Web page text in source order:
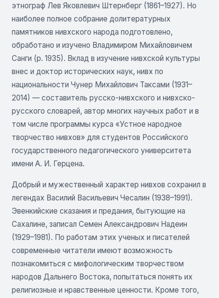
этнограф Лев Яковлевич Штернберг (1861–1927). Но
наиболее полное собрание долитературных
памятников нивхского народа подготовлено,
обработано и изучено Владимиром Михайловичем
Санги (р. 1935). Вклад в изучение нивхской культуры
внес и доктор исторических наук, нивх по
национальности Чунер Михайлович Таксами (1931–
2014) — составитель русско-нивхского и нивхско-
русского словарей, автор многих научных работ и в
том числе программы курса «Устное народное
творчество нивхов» для студентов Российского
государственного педагогического университета
имени А. И. Герцена.
Добрый и мужественный характер нивхов сохранил в
легендах Василий Васильевич Чесалин (1938–1991).
Эвенкийские сказания и предания, бытующие на
Сахалине, записал Семен Александрович Надеин
(1929–1981). По работам этих ученых и писателей
современные читатели имеют возможность
познакомиться с мифологическим творчеством
народов Дальнего Востока, попытаться понять их
религиозные и нравственные ценности. Кроме того,